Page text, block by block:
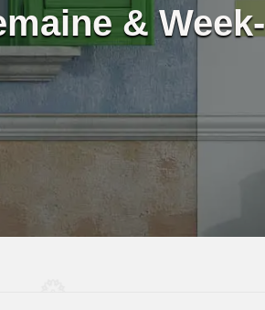
& Week-